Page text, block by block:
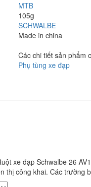
MTB
105g
SCHWALBE
Made in china
Các chi tiết sản phẩm
Phụ tùng xe đạp
xe đạp Schwalbe 26
thị công khai. Các trường